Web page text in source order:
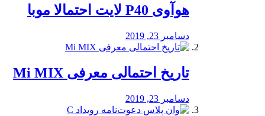
هوآوی P40 لایت احتمالا موبا
دسامبر 23, 2019
تاریخ احتمالی معرفی Mi MIX
دسامبر 23, 2019